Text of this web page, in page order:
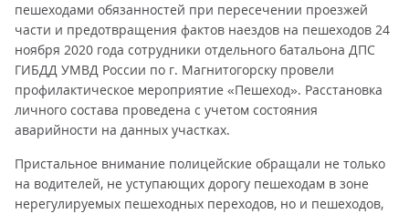
пешеходами обязанностей при пересечении проезжей
части и предотвращения фактов наездов на пешеходов 24
ноября 2020 года сотрудники отдельного батальона ДПС
ГИБДД УМВД России по г. Магнитогорску провели
профилактическое мероприятие «Пешеход». Расстановка
личного состава проведена с учетом состояния
аварийности на данных участках.
Пристальное внимание полицейские обращали не только
на водителей, не уступающих дорогу пешеходам в зоне
нерегулируемых пешеходных переходов, но и пешеходов,